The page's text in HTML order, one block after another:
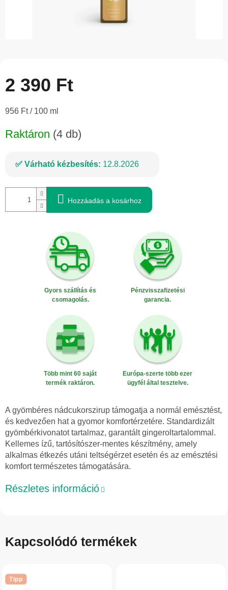
2 390 Ft
Egységár:
956 Ft / 100 ml
Raktáron (4 db)
Várható kézbesítés: 12.8.2026
Hozzáadás a kosárhoz
Gyors szállítás és
csomagolás.
Pénzvisszafizetési
garancia.
Több mint 60 saját
termék raktáron.
Európa-szerte több ezer
ügyfél által tesztelve.
A gyömbéres nádcukorszirup támogatja a normál emésztést,
és kedvezően hat a gyomor komfortérzetére. Standardizált
gyömbérkivonatot tartalmaz, garantált gingeroltartalommal.
Kellemes ízű, tartósítószer-mentes készítmény, amely
alkalmas étkezés utáni teltségérzet esetén és az emésztési
komfort természetes támogatására.
Részletes információ
Kapcsolódó termékek
Tipp